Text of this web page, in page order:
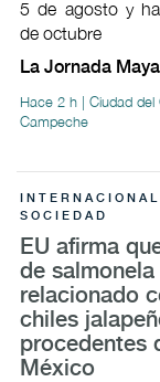
5 de agosto y
de octubre
La Jornada Maya
Hace 2 h | Ciudad del
Campeche
SOCIEDAD
EU afirma
de salmonela
relacionado
chiles
procedentes
México